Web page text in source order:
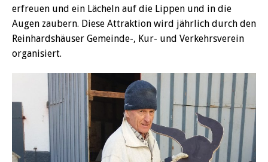
erfreuen und ein Lächeln auf die Lippen und in die
Augen zaubern. Diese Attraktion wird jährlich durch den
Reinhardshäuser Gemeinde-, Kur- und Verkehrsverein
organisiert.